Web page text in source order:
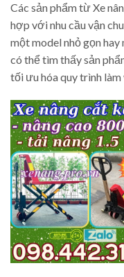
Các sản phẩm từ Xe
hợp với nhu cầu vận
một model nhỏ gọn
có thể tìm thấy sản
tối ưu hóa quy trình